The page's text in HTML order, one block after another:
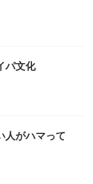
パ文化
人がハマって